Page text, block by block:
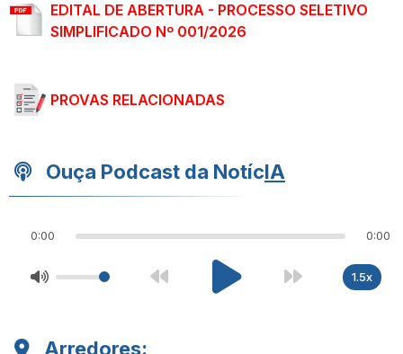
EDITAL DE ABERTURA - PROCESSO SELETIVO
SIMPLIFICADO Nº 001/2026
PROVAS RELACIONADAS
Ouça Podcast da NotícIA
0:00 0:00
1.5x
Arredores: